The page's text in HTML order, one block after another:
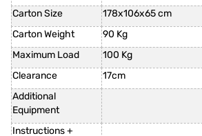
Carton Size
178x106x65 cm
Carton Weight
90 Kg
Maximum Load
100 Kg
Clearance
17cm
Additional
Equipment
Instructions +